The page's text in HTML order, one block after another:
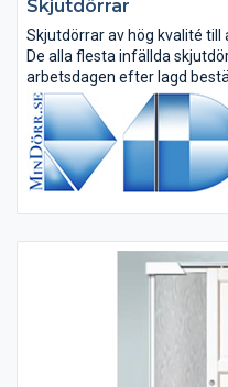
Skjutdörrar
Skjutdörrar av hög kvalité till
De alla flesta infällda
arbetsdagen efter lagd
dock efter beställning.
Utanpåliggande skjutdörrar